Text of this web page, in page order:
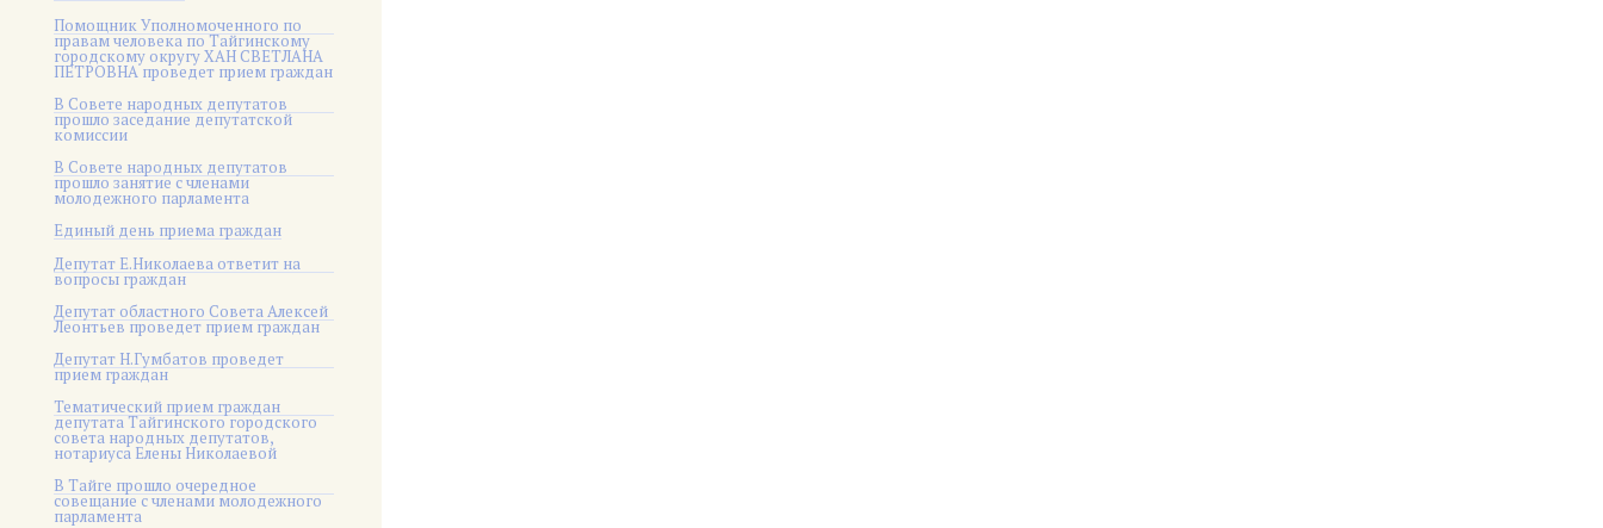
Помощник Уполномоченного по
правам человека по Тайгинскому
городскому округу ХАН СВЕТЛАНА
ПЕТРОВНА проведет прием граждан
В Совете народных депутатов
прошло заседание депутатской
комиссии
В Совете народных депутатов
прошло занятие с членами
молодежного парламента
Единый день приема граждан
Депутат Е.Николаева ответит на
вопросы граждан
Депутат областного Совета Алексей
Леонтьев проведет прием граждан
Депутат Н.Гумбатов проведет
прием граждан
Тематический прием граждан
депутата Тайгинского городского
совета народных депутатов,
нотариуса Елены Николаевой
В Тайге прошло очередное
совещание с членами молодежного
парламента